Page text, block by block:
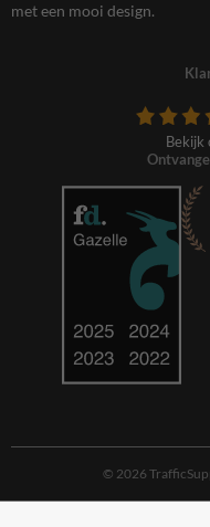
met een mooi design.
Bekijk
© 2026